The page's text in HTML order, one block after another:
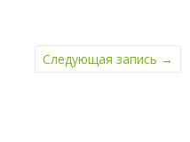
Следующая запись →